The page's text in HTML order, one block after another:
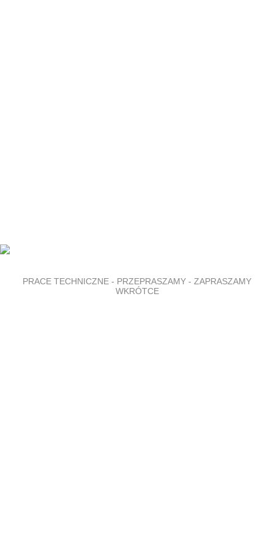
PRACE TECHNICZNE - PRZEPRASZAMY - ZAPRASZAMY
WKRÓTCE